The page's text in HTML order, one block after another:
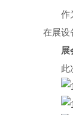
作
在展设
展
此